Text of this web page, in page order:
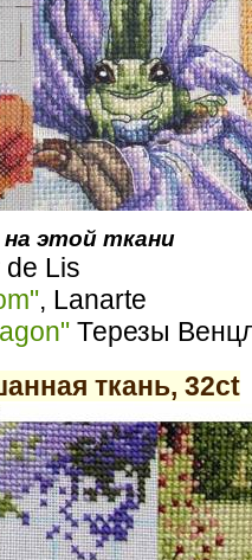
этой ткани
de Lis
, Lanarte
Терезы
ткань, 32ct